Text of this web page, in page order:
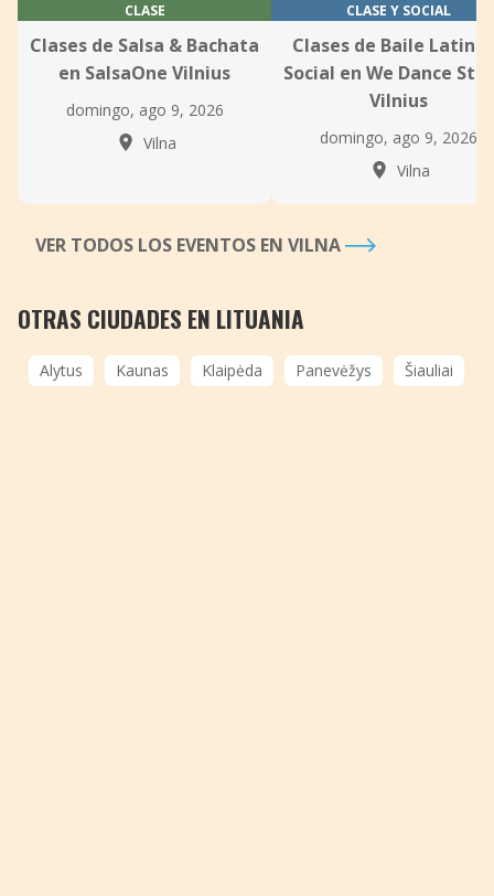
CLASE
Clases de Salsa & Bachata
en SalsaOne Vilnius
domingo, ago 9, 2026
Vilna
CLASE Y SOCIAL
Clases de Baile Latino
Social en We Dance
Vilnius
domingo, ago 9, 2026
Vilna
VER TODOS LOS EVENTOS EN VILNA
OTRAS CIUDADES EN LITUANIA
Alytus Kaunas Klaipėda Panevėžys Šiauliai